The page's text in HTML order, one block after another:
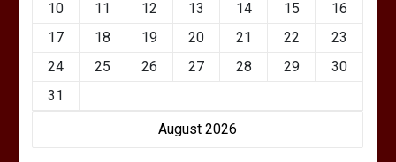
August 2026
10
11 12 13 14 15
16
17
18 19 20 21 22
23
24
25 26 27 28 29
30
31